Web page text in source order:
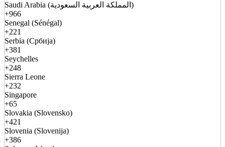
Saudi Arabia (المملكة العربية السعودية)
+966
Senegal (Sénégal)
+221
Serbia (Србија)
+381
Seychelles
+248
Sierra Leone
+232
Singapore
+65
Slovakia (Slovensko)
+421
Slovenia (Slovenija)
+386